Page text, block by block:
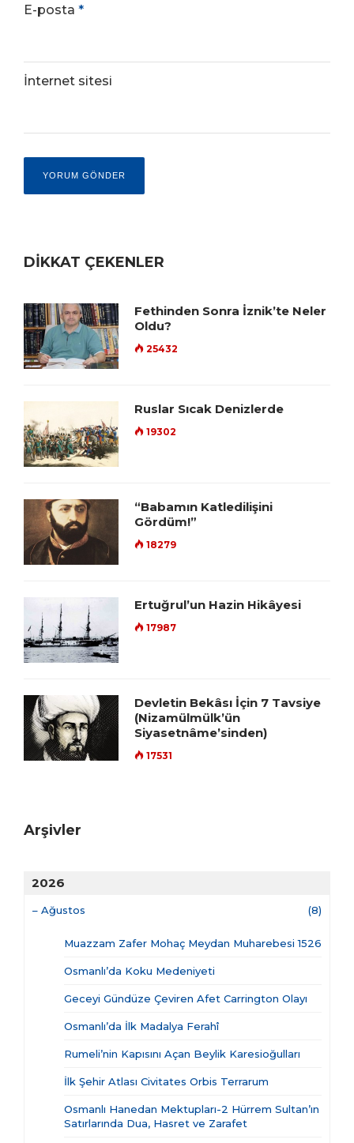
E-posta *
İnternet sitesi
DİKKAT ÇEKENLER
Fethinden Sonra İznik’te Neler
Oldu?
25432
Ruslar Sıcak Denizlerde
19302
“Babamın Katledilişini
Gördüm!”
18279
Ertuğrul’un Hazin Hikâyesi
17987
Devletin Bekâsı İçin 7 Tavsiye
(Nizamülmülk’ün
Siyasetnâme’sinden)
17531
Arşivler
2026
– Ağustos (8)
Muazzam Zafer Mohaç Meydan Muharebesi 1526
Osmanlı’da Koku Medeniyeti
Geceyi Gündüze Çeviren Afet Carrington Olayı
Osmanlı’da İlk Madalya Ferahî
Rumeli’nin Kapısını Açan Beylik Karesioğulları
İlk Şehir Atlası Civitates Orbis Terrarum
Osmanlı Hanedan Mektupları-2 Hürrem Sultan’ın
Satırlarında Dua, Hasret ve Zarafet